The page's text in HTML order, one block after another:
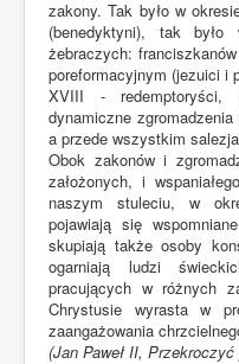
zakony. Tak było w
(benedyktyni), tak było
żebraczych:
poreformacyjnym (jezuici i
XVIII -
dynamiczne
a przede wszystkim
Obok zakonów i
założonych, i
naszym stuleciu, w
pojawiają się
skupiają także osoby
ogarniają ludzi
pracujących w różnych
Chrystusie wyrasta w
zaangażowania
(Jan Paweł II,